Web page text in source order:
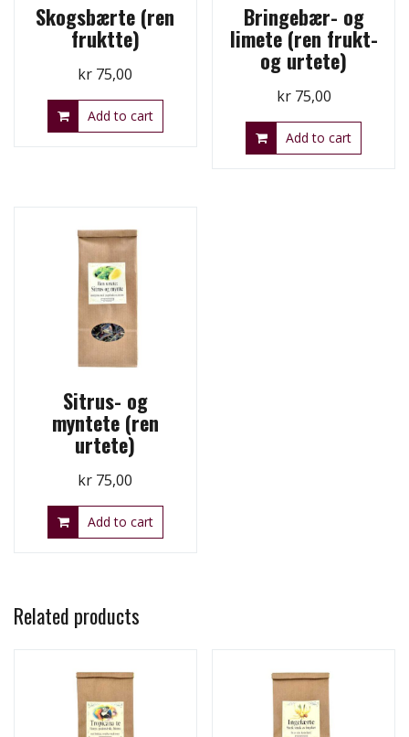
Skogsbærte (ren
fruktte)
kr 75,00
Add to cart
Bringebær- og
limete (ren frukt-
og urtete)
kr75,00
Add to cart
Sitrus- og
myntete (ren
urtete)
kr 75,00
Add to cart
Related products